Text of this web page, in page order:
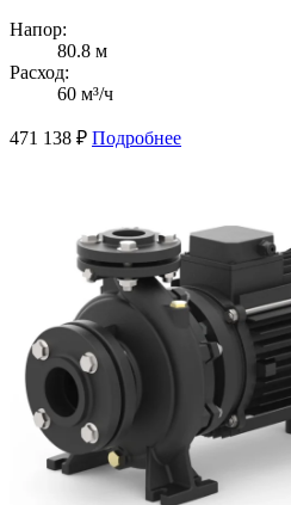
Напор:
80.8 м
Расход:
60 м³/ч
471 138 ₽ Подробнее